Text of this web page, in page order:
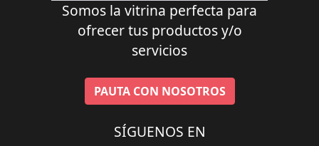
Somos la vitrina perfecta para
ofrecer tus productos y/o
servicios
PAUTA CON NOSOTROS
SÍGUENOS EN